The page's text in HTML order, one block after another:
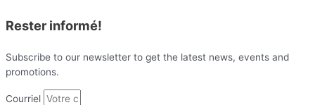
Rester informé!
Subscribe to our newsletter to get the latest news, events and
promotions.
Courriel